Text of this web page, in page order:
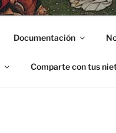
Documentación
Comparte con tus